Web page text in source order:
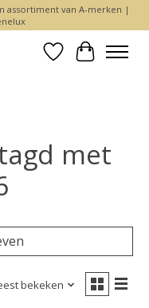
assortiment van A-merken |
Verlanglijst
met
bekeken